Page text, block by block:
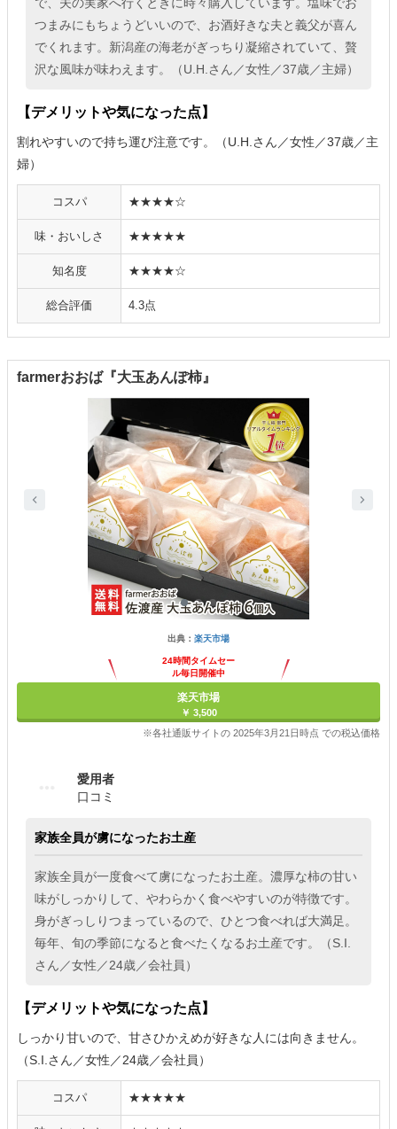
つまみにもちょうどいいので、お酒好きな夫と義父が喜ん
でくれます。新潟産の海老がぎっちり凝縮されていて、贅
沢な風味が味わえます。（U.H.さん／女性／37歳／主婦）
【デメリットや気になった点】
割れやすいので持ち運び注意です。（U.H.さん／女性／37歳／主
婦）
コスパ ★★★★☆
味・おいしさ ★★★★★
知名度 ★★★★☆
総合評価 4.3点
farmerおおば『大玉あんぽ柿』
出典： 楽天市場
24時間タイムセー
ル毎日開催中
楽天市場
￥ 3,500
※各社通販サイトの 2025年3月21日時点 での税込価格
愛用者
口コミ
家族全員が虜になったお土産
家族全員が一度食べて虜になったお土産。濃厚な柿の甘い
味がしっかりして、やわらかく食べやすいのが特徴です。
身がぎっしりつまっているので、ひとつ食べれば大満足。
毎年、旬の季節になると食べたくなるお土産です。（S.I.
さん／女性／24歳／会社員）
【デメリットや気になった点】
しっかり甘いので、甘さひかえめが好きな人には向きません。
（S.I.さん／女性／24歳／会社員）
コスパ ★★★★★